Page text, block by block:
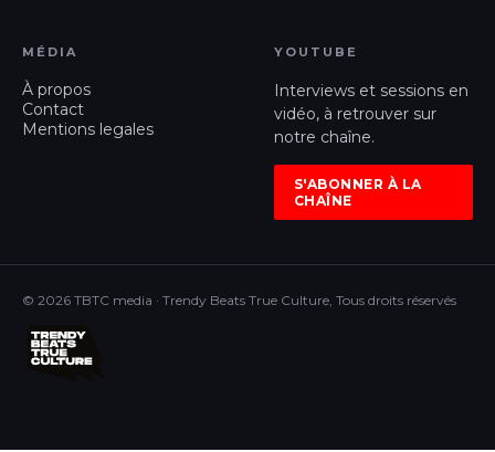
MÉDIA
À propos
Contact
Mentions legales
YOUTUBE
Interviews et sessions en
vidéo, à retrouver sur
notre chaîne.
S'ABONNER À LA
CHAÎNE
© 2026 TBTC media · Trendy Beats True Culture, Tous droits réservés